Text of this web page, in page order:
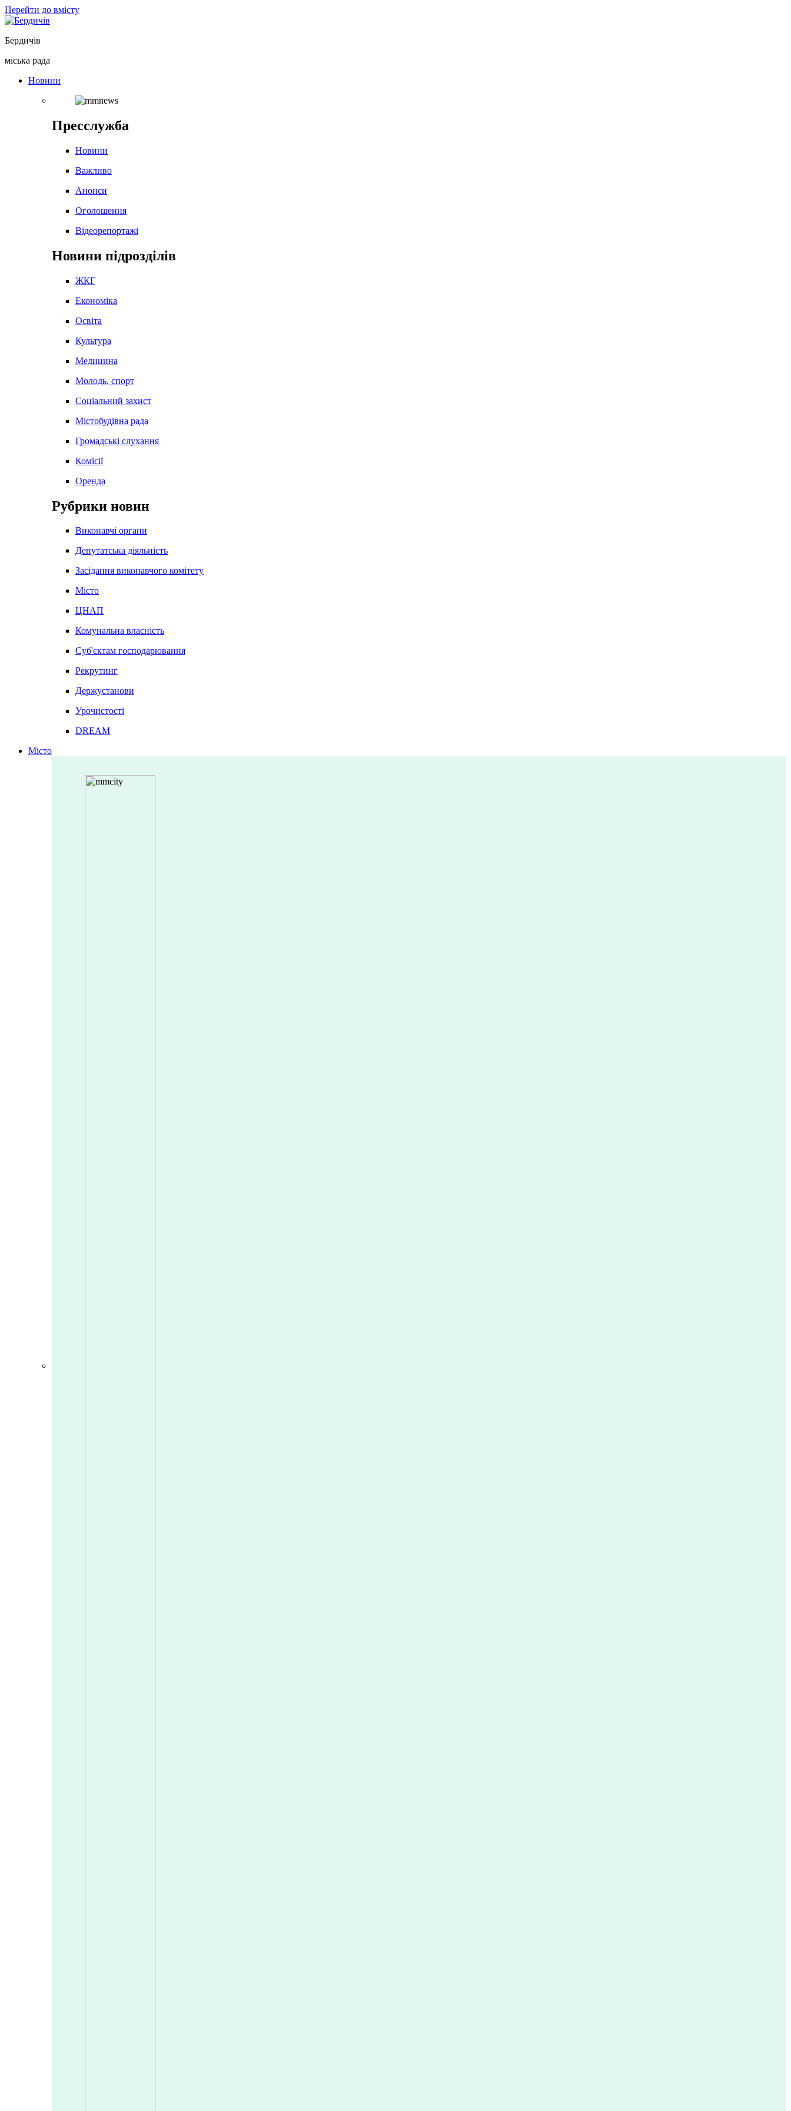
Перейти до вмісту
Бердичів
міська рада
Новини
Пресслужба
Новини
Важливо
Анонси
Оголошення
Відеорепортажі
Новини підрозділів
ЖКГ
Економіка
Освіта
Культура
Медицина
Молодь, спорт
Соціальний захист
Містобудівна рада
Громадські слухання
Комісії
Оренда
Рубрики новин
Виконавчі органи
Депутатська діяльність
Засідання виконавчого комітету
Місто
ЦНАП
Комунальна власність
Суб'єктам господарювання
Рекрутинг
Держустанови
Урочистості
DREAM
Місто